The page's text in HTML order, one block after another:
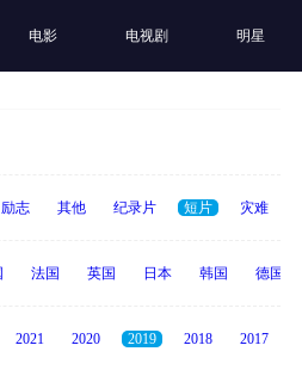
电影 电视剧 明星
励志 其他 纪录片 短片 灾难
法国 英国 日本 韩国 德国
2021 2020 2019 2018 2017